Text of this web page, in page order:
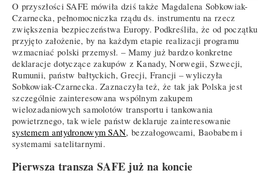
O przyszłości SAFE mówiła dziś także Magdalena Sobkowiak-
Czarnecka, pełnomocniczka rządu ds. instrumentu na rzecz
zwiększenia bezpieczeństwa Europy. Podkreśliła, że od początku
przyjęto założenie, by na każdym etapie realizacji programu
wzmacniać polski przemysł. – Mamy już bardzo konkretne
deklaracje dotyczące zakupów z Kanady, Norwegii, Szwecji,
Rumunii, państw bałtyckich, Grecji, Francji – wyliczyła
Sobkowiak-Czarnecka. Zaznaczyła też, że tak jak Polska jest
szczególnie zainteresowana wspólnym zakupem
wielozadaniowych samolotów transportu i tankowania
powietrznego, tak wiele państw deklaruje zainteresowanie
systemem antydronowym SAN, bezzałogowcami, Baobabem i
systemami satelitarnymi.
Pierwsza transza SAFE już na koncie